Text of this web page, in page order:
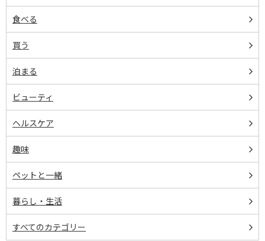
食べる
買う
泊まる
ビューティ
ヘルスケア
趣味
ペットと一緒
暮らし・生活
すべてのカテゴリー